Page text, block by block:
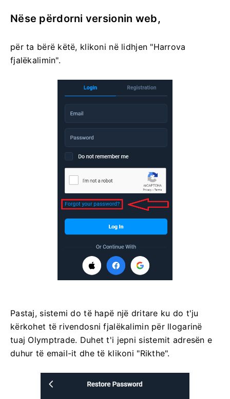
Nëse përdorni versionin web,
për ta bërë këtë, klikoni në lidhjen "Harrova
fjalëkalimin".
Pastaj, sistemi do të hapë një dritare ku do t'ju
kërkohet të rivendosni fjalëkalimin për llogarinë
tuaj Olymptrade. Duhet t'i jepni sistemit adresën e
duhur të email-it dhe të klikoni "Rikthe".